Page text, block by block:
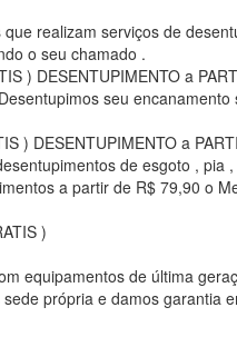
realizam serviços de
o seu chamado .
) DESENTUPIMENTO a
seu encanamento
) DESENTUPIMENTO a
de esgoto , pia
a partir de R$ 79,90 o
)
equipamentos de última
própria e damos garantia